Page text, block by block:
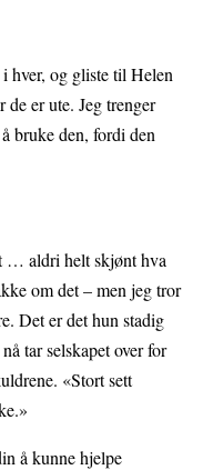
hver, og gliste til Helen
er ute. Jeg trenger
bruke den, fordi den
… aldri helt skjønt hva
om det – men jeg tror
Det er det hun stadig
tar selskapet over for
«Stort sett
å kunne hjelpe